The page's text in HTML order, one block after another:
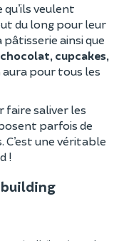
veulent
du long pour leur
pâtisserie ainsi que
cupcakes,
aura pour tous les
faire saliver les
parfois de
une véritable
!
building